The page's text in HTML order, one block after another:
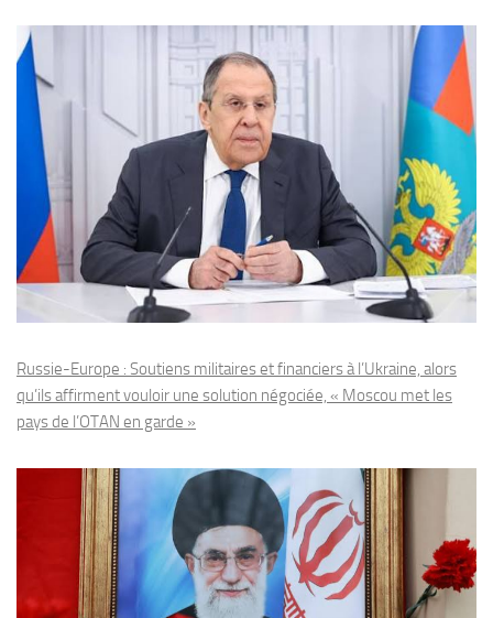
Russie-Europe : Soutiens militaires et financiers à l’Ukraine, alors
qu’ils affirment vouloir une solution négociée, « Moscou met les
pays de l’OTAN en garde »